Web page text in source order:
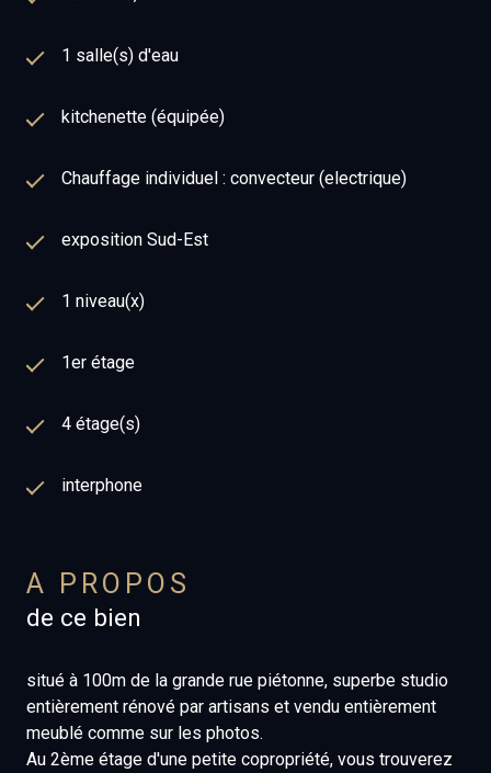
1 salle(s) d'eau
kitchenette (équipée)
Chauffage individuel : convecteur (electrique)
exposition Sud-Est
1 niveau(x)
1er étage
4 étage(s)
interphone
A PROPOS
de ce bien
situé à 100m de la grande rue piétonne, superbe studio
entièrement rénové par artisans et vendu entièrement
meublé comme sur les photos.
Au 2ème étage d'une petite copropriété, vous trouverez